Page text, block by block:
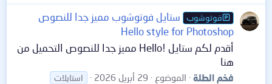
فوتوشوب
ستايل فوتوشوب مميز جدا للنصوص
Hello style for Photoshop
أقدم لكم ستايل !Hello مميز جدا للنصوص التحميل من
هنا
فخم الطلة الموضوع 29 أبريل 2026
استايلات